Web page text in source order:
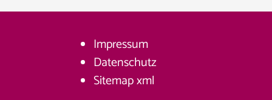
Impressum
Datenschutz
Sitemapxml